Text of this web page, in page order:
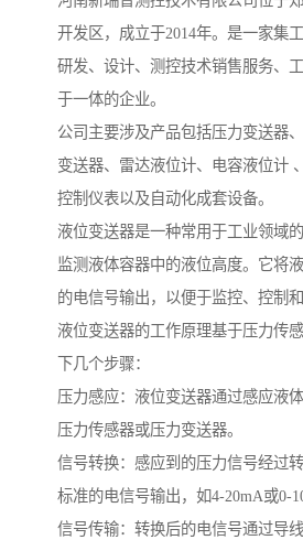
开发区，成立于2014年。是一家集
研发、设计、测控技术销售服务、
于一体的企业。
公司主要涉及产品包括压力变送器
变送器、雷达液位计、电容液位计
控制仪表以及自动化成套设备。
液位变送器是一种常用于工业领域
监测液体容器中的液位高度。它将
的电信号输出，以便于监控、控制和
液位变送器的工作原理基于压力传
下几个步骤：
压力感应：液位变送器通过感应液
压力传感器或压力变送器。
信号转换：感应到的压力信号经过
标准的电信号输出，如4-20mA或0-
信号传输：转换后的电信号通过导